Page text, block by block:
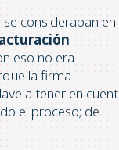
consideraban en
eso no era
la firma
a tener en
el proceso; de